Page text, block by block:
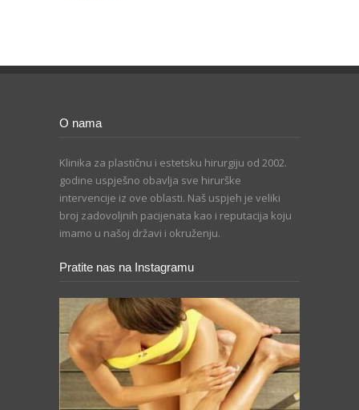
O nama
Klinika za plastičnu i estetsku hirurgiju od 2002.
godine uspješno obavlja sve hirurške
intervencije iz ove oblasti. Naš uspjeh je veliki
broj zadovoljnih pacijenata kao i reputacija koju
imamo u našoj državi i okruženju.
Pratite nas na Instagramu